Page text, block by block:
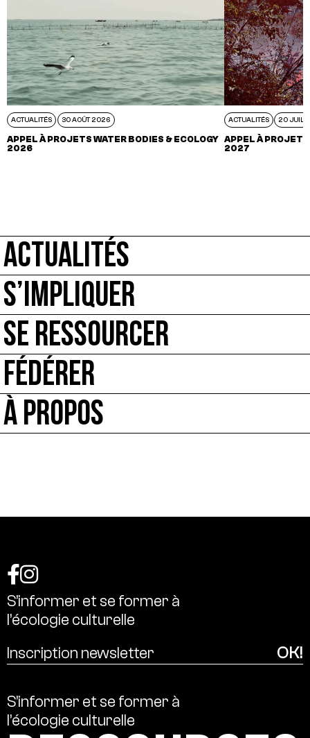
ACTUALITÉS 30 AOÛT 2026
APPEL À PROJETS WATER BODIES & ECOLOGY
2026
ACTUALITÉS 20 JUIL
APPEL À
2027
ACTUALITÉS
S’IMPLIQUER
SE RESSOURCER
FÉDÉRER
À PROPOS
S’informer et se former à
l’écologie culturelle
S’informer et se former à
l’écologie culturelle